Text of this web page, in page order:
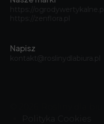
https://ogrodywertykalne.pl
https://zenflora.pl
Napisz
kontakt@roslinydlabiura.pl
Polityka Cookies